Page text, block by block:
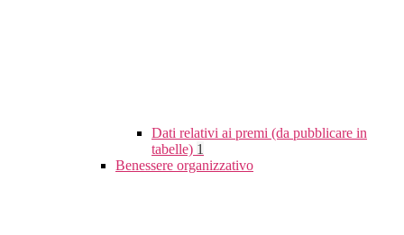
Dati relativi ai premi (da pubblicare in
tabelle) 1
Benessere organizzativo